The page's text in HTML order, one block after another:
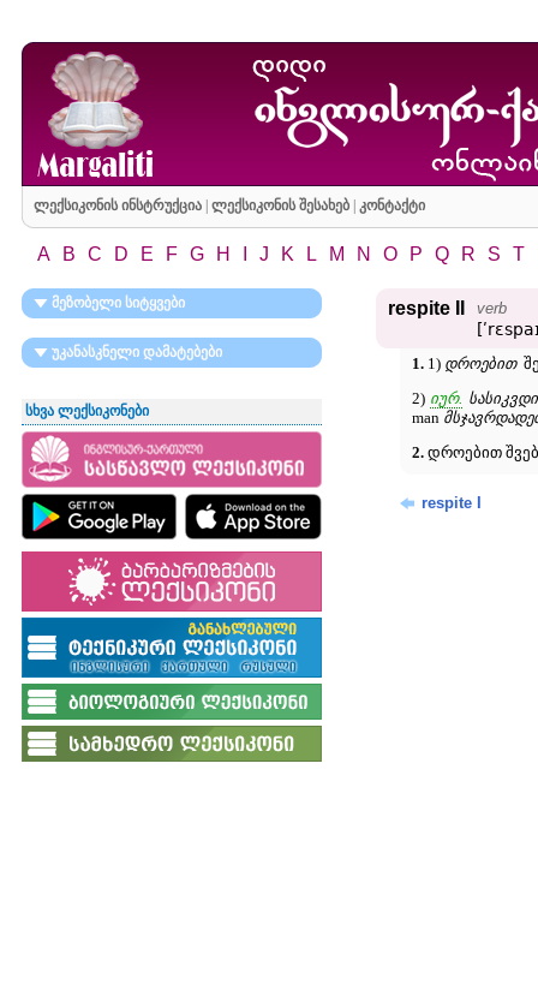
ლექსიკონის ინსტრუქცია| ლექსიკონის შესახებ| კონტაქტი
A B C D E F G H J K L M N O P Q R S T
მეზობელი სიტყვები
უკანასკნელი დამატებები
სხვა ლექსიკონები
respite II verb
1.1) დროებით
2) იურ.
man
2.დროებით
respite I